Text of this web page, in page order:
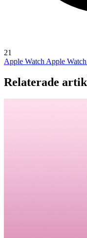
21
Apple Watch Apple
Relaterade